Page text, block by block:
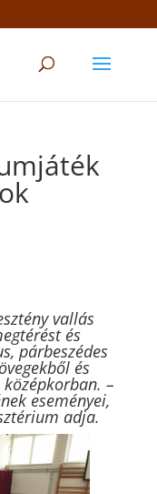
vallás
és
párbeszédes
és
–
eseményei,
adja.